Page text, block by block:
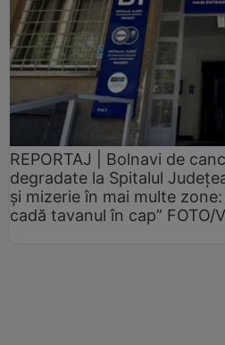
REPORTAJ | Bolnavi de
degradate la Spitalul
și mizerie în mai multe
cadă tavanul în cap” FOTO/